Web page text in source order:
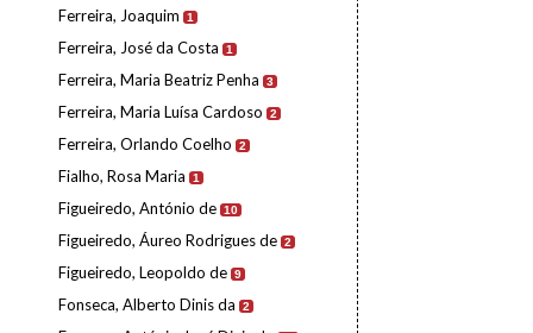
Ferreira, Joaquim 1
Ferreira, José da Costa 1
Ferreira, Maria Beatriz Penha 3
Ferreira, Maria Luísa Cardoso 2
Ferreira, Orlando Coelho 2
Fialho, Rosa Maria 1
Figueiredo, António de 10
Figueiredo, Áureo Rodrigues de 2
Figueiredo, Leopoldo de 9
Fonseca, Alberto Dinis da 2